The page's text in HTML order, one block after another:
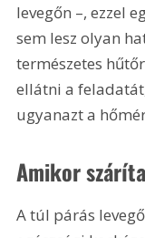
levegőn –, ezzel
sem lesz olyan
természetes
ellátni a
ugyanazt a
Amikor
A túl párás